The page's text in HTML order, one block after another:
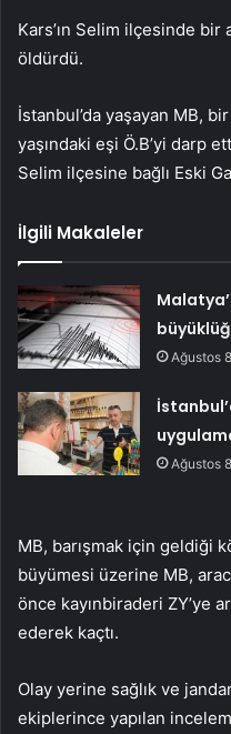
Kars’ın Selim ilçesinde bir
öldürdü.
İstanbul’da yaşayan MB,
yaşındaki eşi Ö.B’yi darp
Selim ilçesine bağlı Eski
İlgili Makaleler
Ağustos
Ağustos
MB, barışmak için geldiği
büyümesi üzerine MB,
önce kayınbiraderi ZY’ye
ederek kaçtı.
Olay yerine sağlık ve
ekiplerince yapılan